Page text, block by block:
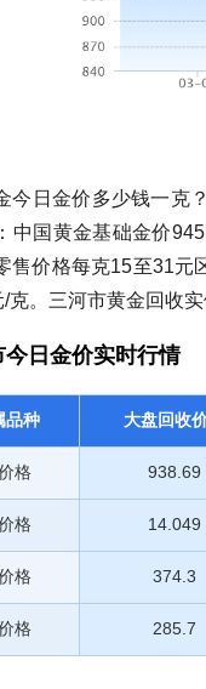
今日金价多少钱一克
中国黄金基础金价
售价格每克15至31元
克。三河市黄金回收
今日金价实时行情
品种 大盘回收
格 938.69
格 14.049
格 374.3
格 285.7